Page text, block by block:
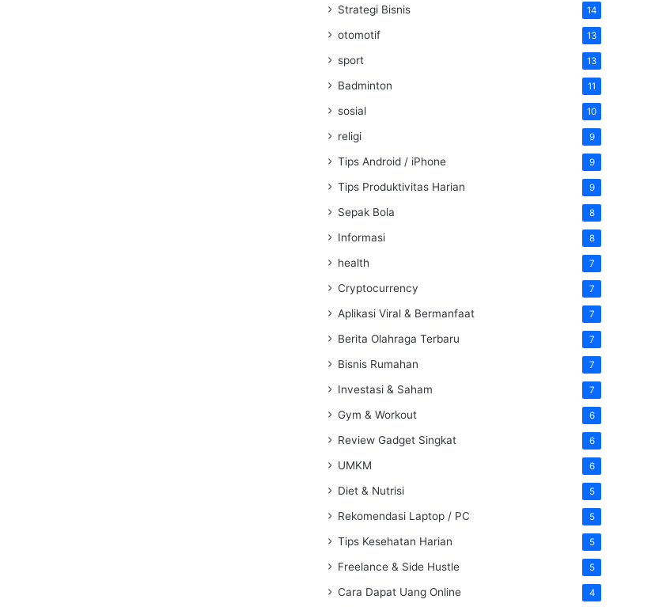
Strategi Bisnis 14
otomotif 13
sport 13
Badminton 11
sosial 10
religi 9
Tips Android / iPhone 9
Tips Produktivitas Harian 9
Sepak Bola 8
Informasi 8
health 7
Cryptocurrency 7
Aplikasi Viral & Bermanfaat 7
Berita Olahraga Terbaru 7
Bisnis Rumahan 7
Investasi & Saham 7
Gym & Workout 6
Review Gadget Singkat 6
UMKM 6
Diet & Nutrisi 5
Rekomendasi Laptop / PC 5
Tips Kesehatan Harian 5
Freelance & Side Hustle 5
Cara Dapat Uang Online 4